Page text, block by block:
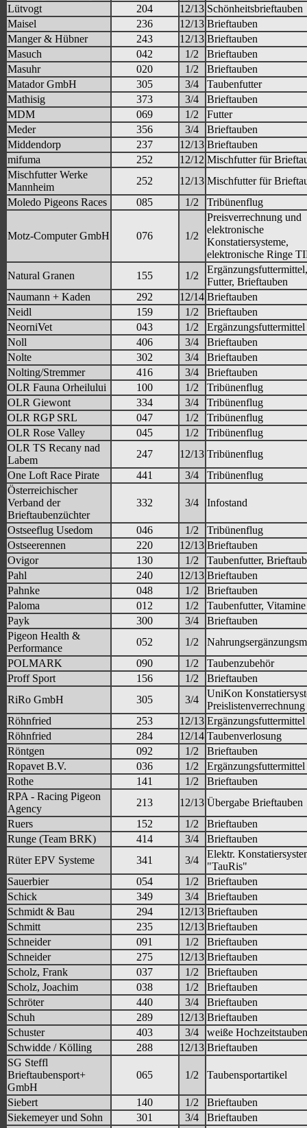
Lütvogt
204 12/13 Schönheitsbrieftauben
Maisel
236 12/13 Brieftauben
Manger & Hübner
243 12/13 Brieftauben
Masuch
042 1/2
Brieftauben
Masuhr
020 1/2
Brieftauben
Matador GmbH
305 3/4
Taubenfutter
Mathisig
373 3/4
Brieftauben
MDM
069 1/2
Futter
Meder
356 3/4
Brieftauben
Middendorp
237 12/13 Brieftauben
mifuma
252 12/12 Mischfutter für
Mischfutter Werke
Mannheim
252 12/13 Mischfutter für
Moledo Pigeons Races
085 1/2 Tribünenflug
Motz-Computer GmbH 076 1/2
Preisverrechnung und
elektronische
Konstatiersysteme,
elektronische Ringe
Natural Granen
155 1/2
Ergänzungsfuttermittel,
Futter, Brieftauben
Naumann + Kaden
292 12/14 Brieftauben
Neidl
159 1/2
Brieftauben
NeorniVet
043 1/2
Ergänzungsfuttermittel
Noll
406 3/4
Brieftauben
Nolte
302 3/4
Brieftauben
Nolting/Stremmer
416 3/4
Brieftauben
OLR Fauna Orheilului
100 1/2
Tribünenflug
OLR Giewont
334 3/4
Tribünenflug
OLR RGP SRL
047 1/2
Tribünenflug
OLR Rose Valley
045 1/2
Tribünenflug
OLR TS Recany nad
Labem
247 12/13 Tribünenflug
One Loft Race Pirate
441 3/4
Tribünenflug
Österreichischer
Verband der
Brieftaubenzüchter
332 3/4 Infostand
Ostseeflug Usedom 046 1/2
Tribünenflug
Ostseerennen
220 12/13 Brieftauben
Ovigor
130 1/2
Taubenfutter,
Pahl
240 12/13 Brieftauben
Pahnke
048 1/2
Brieftauben
Paloma
012 1/2
Taubenfutter, Vitamine
Payk
300 3/4
Brieftauben
Pigeon Health &
Performance
052 1/2
POLMARK
090 1/2
Taubenzubehör
Proff Sport
156 1/2
Brieftauben
RiRo GmbH
305 3/4
UniKon
Preislistenverrechnung
Röhnfried
253 12/13 Ergänzungsfuttermittel
Röhnfried
284 12/14 Taubenverlosung
Röntgen
092 1/2
Brieftauben
Ropavet B.V.
036 1/2
Ergänzungsfuttermittel
Rothe
141 1/2
Brieftauben
RPA - Racing Pigeon
Agency
213 12/13 Übergabe Brieftauben
Ruers
152 1/2
Brieftauben
Runge (Team BRK)
414 3/4
Brieftauben
Rüter EPV Systeme
341 3/4
Elektr.
"TauRis"
Sauerbier
054 1/2
Brieftauben
Schick
349 3/4
Brieftauben
Schmidt & Bau
294 12/13 Brieftauben
Schmitt
235 12/13 Brieftauben
Schneider
091 1/2
Brieftauben
Schneider
275 12/13 Brieftauben
Scholz, Frank
037 1/2
Brieftauben
Scholz, Joachim
038 1/2
Brieftauben
Schröter
440 3/4
Brieftauben
Schuh
289 12/13 Brieftauben
Schuster
403 3/4
weiße Hochzeitstauben
Schwidde / Kölling
288 12/13 Brieftauben
SG Steffl
Brieftaubensport+
GmbH
065 1/2 Taubensportartikel
Siebert 140 1/2
Brieftauben
Siekemeyer und Sohn
301 3/4
Brieftauben